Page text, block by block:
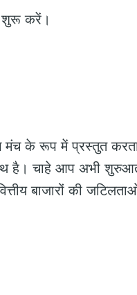
शुरू करें।
मंच के रूप में प्रस्तुत
है। चाहे आप अभी
वित्तीय बाजारों की